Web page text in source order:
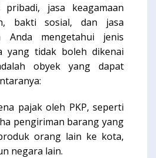
jasa keagamaan
bakti sosial, dan jasa
Anda mengetahui jenis
yang tidak boleh dikenai
obyek yang dapat
pajak oleh PKP, seperti
pengiriman barang yang
orang lain ke kota,
negara lain.